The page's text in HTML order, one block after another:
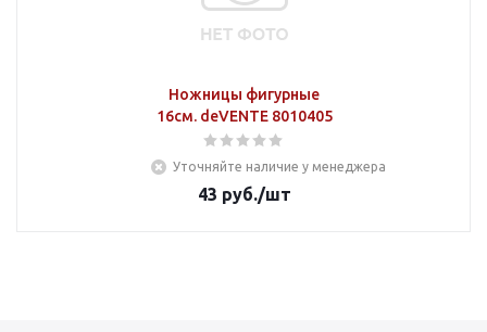
Ножницы фигурные
16см. deVENTE 8010405
Уточняйте наличие у менеджера
43 руб./шт